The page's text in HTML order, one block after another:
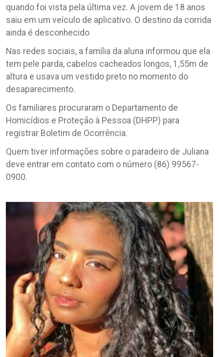
quando foi vista pela última vez. A jovem de 18 anos
saiu em um veículo de aplicativo. O destino da corrida
ainda é desconhecido
Nas redes sociais, a família da aluna informou que ela
tem pele parda, cabelos cacheados longos, 1,55m de
altura e usava um vestido preto no momento do
desaparecimento.
Os familiares procuraram o Departamento de
Homicídios e Proteção à Pessoa (DHPP) para
registrar Boletim de Ocorrência.
Quem tiver informações sobre o paradeiro de Juliana
deve entrar em contato com o número (86) 99567-
0900.